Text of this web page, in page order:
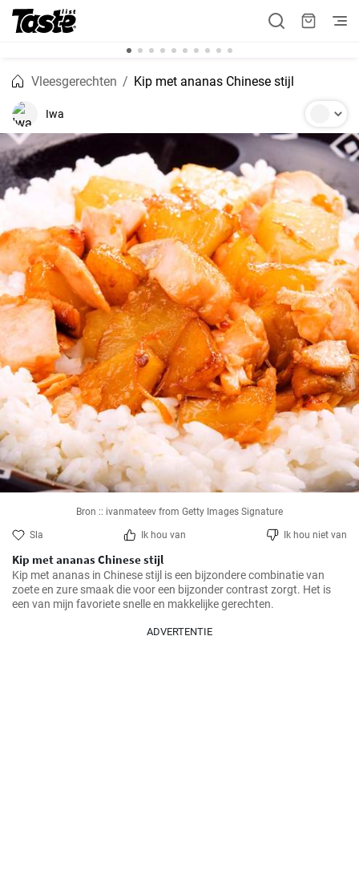
Vleesgerechten Kip met ananas Chinese stijl
Iwa
Bron :: ivanmateev from Getty Images Signature
Sla Ik hou van Ik hou niet van
Kip met ananas Chinese stijl
Kip met ananas in Chinese stijl is een bijzondere combinatie van
zoete en zure smaak die voor een bijzonder contrast zorgt. Het is
een van mijn favoriete snelle en makkelijke gerechten.
ADVERTENTIE